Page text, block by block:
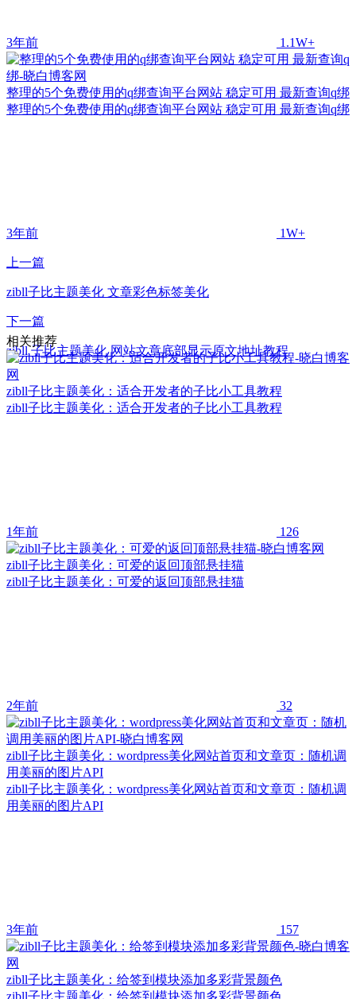
3年前 1.1W+
整理的5个免费使用的q绑查询平台网站 稳定可用 最新查询q绑
整理的5个免费使用的q绑查询平台网站 稳定可用 最新查询q绑
3年前 1W+
上一篇
zibll子比主题美化 文章彩色标签美化
下一篇
zibll 子比主题美化 网站文章底部显示原文地址教程
相关推荐
zibll子比主题美化：适合开发者的子比小工具教程
zibll子比主题美化：适合开发者的子比小工具教程
1年前 126
zibll子比主题美化：可爱的返回顶部悬挂猫
zibll子比主题美化：可爱的返回顶部悬挂猫
2年前 32
zibll子比主题美化：wordpress美化网站首页和文章页：随机调
用美丽的图片API
zibll子比主题美化：wordpress美化网站首页和文章页：随机调
用美丽的图片API
3年前 157
zibll子比主题美化：给签到模块添加多彩背景颜色
zibll子比主题美化：给签到模块添加多彩背景颜色